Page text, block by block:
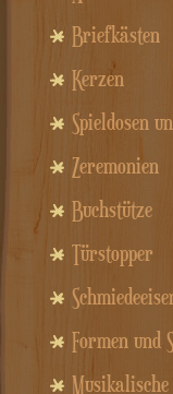
Briefkästen
Kerzen
Spieldosen
Zeremonien
Buchstütze
Türstopper
Formen und